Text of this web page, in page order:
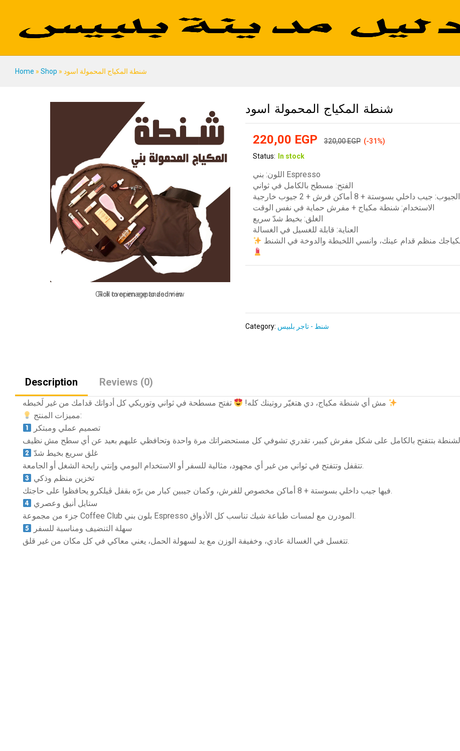
Home » Shop » شنطة المكياج المحمولة اسود
Roll over image to zoom in
Click to open expanded view
شنطة المكياج المحمولة اسود
220,00 EGP 320,00EGP (-31%)
Status:
In stock
اللون: بني Espresso
الفتح: مسطح بالكامل في ثواني
الجيوب: جيب داخلي بسوستة + 8 أماكن فرش + 2 جيوب خارجية
الاستخدام: شنطة مكياج + مفرش حماية في نفس الوقت
الغلق: بخيط شدّ سريع
العناية: قابلة للغسيل في الغسالة
Category: شنط - تاجر بلبيس
Description Reviews (0)
مش أي شنطة مكياج، دي هتغيّر روتينك كله!
مميزات المنتج:
تصميم عملي ومبتكر
غلق سريع بخيط شدّ
تتقفل وتتفتح في ثواني من غير أي مجهود، مثالية للسفر أو الاستخدام اليومي وإنتي رايحة الشغل أو الجامعة.
تخزين منظم وذكي
فيها جيب داخلي بسوستة + 8 أماكن مخصوص للفرش، وكمان جيبين كبار من برّه بقفل ڤيلكرو يحافظوا على حاجتك.
ستايل أنيق وعصري
جزء من مجموعة Coffee Club بلون بني Espresso المودرن مع لمسات طباعة شيك تناسب كل الأذواق.
سهلة التنضيف ومناسبة للسفر
تتغسل في الغسالة عادي، وخفيفة الوزن مع يد لسهولة الحمل، يعني معاكي في كل مكان من غير قلق.